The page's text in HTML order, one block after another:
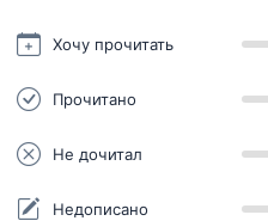
Хочу прочитать
Прочитано
Не дочитал
Недописано